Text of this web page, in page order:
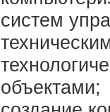
систем
объектами;